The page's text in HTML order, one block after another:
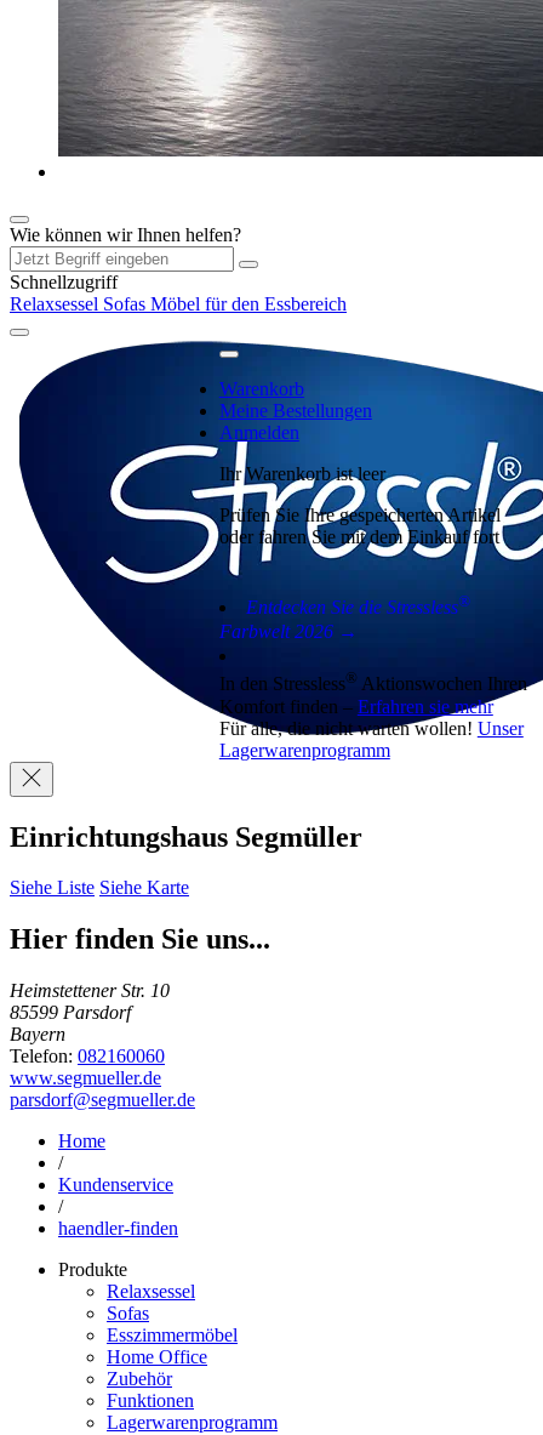
Wie können wir Ihnen helfen?
Schnellzugriff
Relaxsessel Sofas Möbel für den Essbereich
Warenkorb
Meine Bestellungen
Anmelden
Ihr Warenkorb ist leer
Prüfen Sie Ihre gespeicherten Artikel
oder fahren Sie mit dem Einkauf fort
Entdecken Sie die Stressless®
Farbwelt 2026 →
In den Stressless® Aktionswochen Ihren
Komfort finden – Erfahren sie mehr
Für alle, die nicht warten wollen! Unser
Lagerwarenprogramm
Einrichtungshaus Segmüller
Siehe Liste Siehe Karte
Hier finden Sie uns...
Heimstettener Str. 10
85599 Parsdorf
Bayern
Telefon: 082160060
www.segmueller.de
parsdorf@segmueller.de
Home
/
Kundenservice
/
haendler-finden
Produkte
Relaxsessel
Sofas
Esszimmermöbel
Home Office
Zubehör
Funktionen
Lagerwarenprogramm